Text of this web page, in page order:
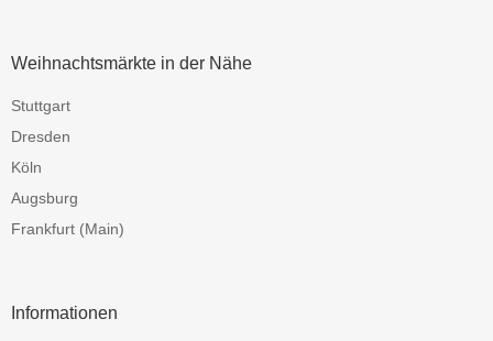
Weihnachtsmärkte in der Nähe
Stuttgart
Dresden
Köln
Augsburg
Frankfurt (Main)
Informationen